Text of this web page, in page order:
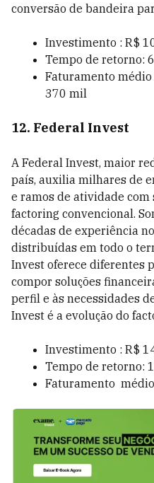
conversão de bandeira
Investimento : R$
Tempo de retorno:
Faturamento
370 mil
12. Federal Invest
A Federal Invest, maior
país, auxilia milhares de
e ramos de atividade com
factoring convencional.
décadas de experiência
distribuídas em todo o
Invest oferece diferentes
compor soluções
perfil e às necessidades
Invest é a evolução do
Investimento : R$
Tempo de retorno:
Faturamento